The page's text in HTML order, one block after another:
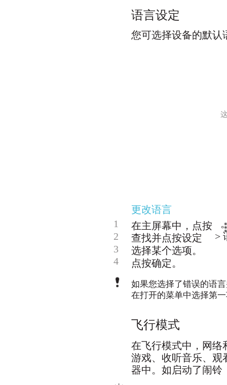
语言设定
您可选择设备的默认
更改语言
1
在主屏幕中，点按
2
查找并点按设定
>
3
选择某个选项。
4
点按确定。
如果您选择了错误的语
在打开的菜单中选择第
飞行模式
在飞行模式中，网络
游戏、收听音乐、观
器中。如启动了闹铃